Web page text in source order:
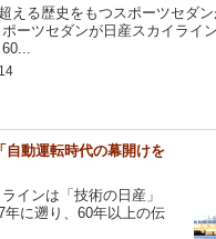
える歴史をもつスポーツセダ
ーツセダンが日産スカイライ
動運転時代の幕開けを
インは「技術の日産」
に遡り、60年以上の伝